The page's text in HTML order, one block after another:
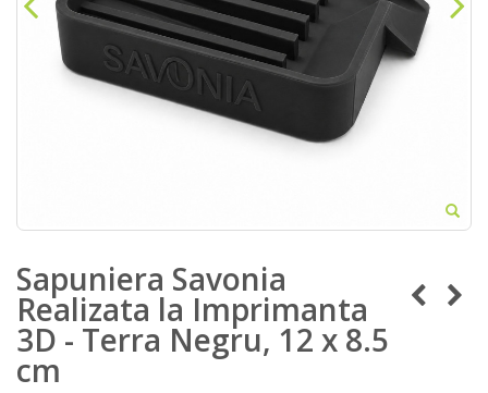
Sapuniera Savonia
Realizata la Imprimanta
3D - Terra Negru, 12 x 8.5
cm